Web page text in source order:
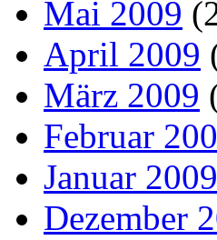
Mai 2009
April 2009
März 2009
Februar
Januar 2009
Dezember